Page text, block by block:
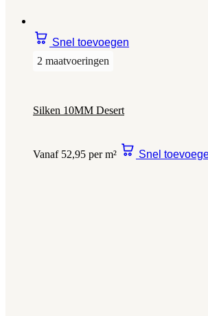
Snel toevoegen
2 maatvoeringen
Silken 10MM Desert
Vanaf 52,95 per m² Snel